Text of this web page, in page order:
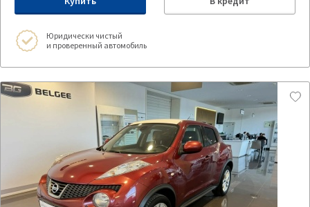
Юридически чистый
и проверенный автомобиль